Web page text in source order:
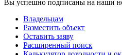
Вы успешно подписаны на наши
Владельцам
Разместить объект
Оставить заяву
Расширенный поиск